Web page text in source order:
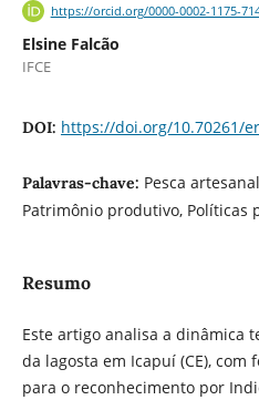
https://orcid.org/0000-0002-1175-
Elsine Falcão
IFCE
DOI: https://doi.org/10.70261/
Palavras-chave: Pesca
Patrimônio produtivo, Políticas
Resumo
Este artigo analisa a dinâmica
da lagosta em Icapuí (CE), com
para o reconhecimento por